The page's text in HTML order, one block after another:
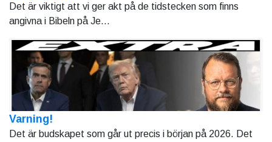
Det är viktigt att vi ger akt på de tidstecken som finns
angivna i Bibeln på Je...
Varning!
Det är budskapet som går ut precis i början på 2026. Det